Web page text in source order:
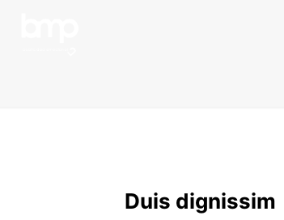
Duis dignissim